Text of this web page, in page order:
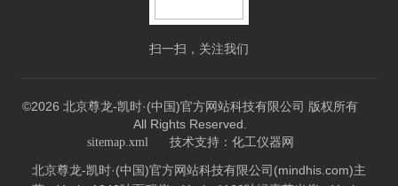
扫一扫，关注我们
©2026 北京尊龙-凯时·(中国)官方网站科技有限公司 版权所有
All Rights Reserved.
sitemap.xml 技术支持： 化工仪器网
北京尊龙-凯时·(中国)官方网站科技有限公司(mindhis.com)主